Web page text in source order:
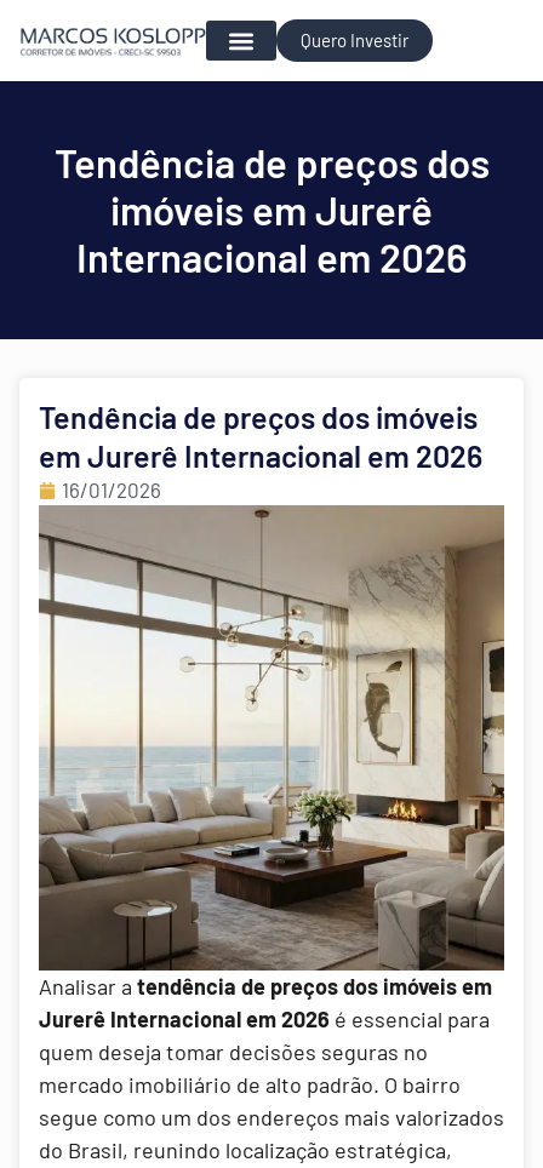
Quero Investir
Tendência de preços dos
imóveis em Jurerê
Internacional em 2026
Tendência de preços dos imóveis
em Jurerê Internacional em 2026
16/01/2026
Analisar a tendência de preços dos imóveis em
Jurerê Internacional em 2026 é essencial para
quem deseja tomar decisões seguras no
mercado imobiliário de alto padrão. O bairro
segue como um dos endereços mais valorizados
do Brasil, reunindo localização estratégica,